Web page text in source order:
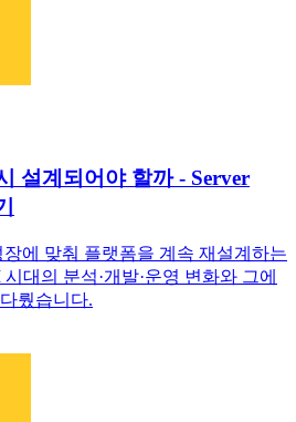
설계되어야 할까 - Server
에 맞춰 플랫폼을 계속 재설계하는
대의 분석·개발·운영 변화와 그에
뤘습니다.